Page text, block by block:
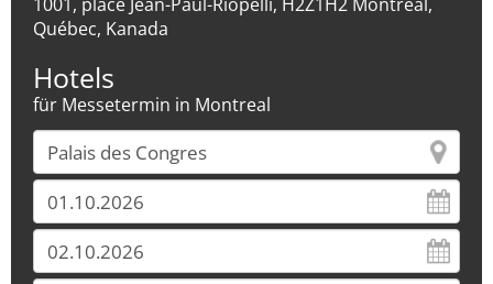
Québec, Kanada
Hotels
für Messetermin in Montreal